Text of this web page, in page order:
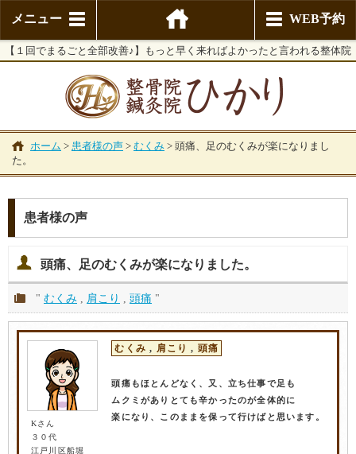
メニュー WEB予約
【１回でまるごと全部改善♪】もっと早く来ればよかったと言われる整体院
ホーム > 患者様の声 > むくみ > 頭痛、足のむくみが楽になりまし
た。
患者様の声
頭痛、足のむくみが楽になりました。
" むくみ 肩こり 頭痛 "
Kさん
３０代
江戸川区船堀
むくみ , 肩こり , 頭痛
頭痛もほとんどなく、又、立ち仕事で足も
ムクミがありとても辛かったのが全体的に
楽になり、このままを保って行けばと思います。